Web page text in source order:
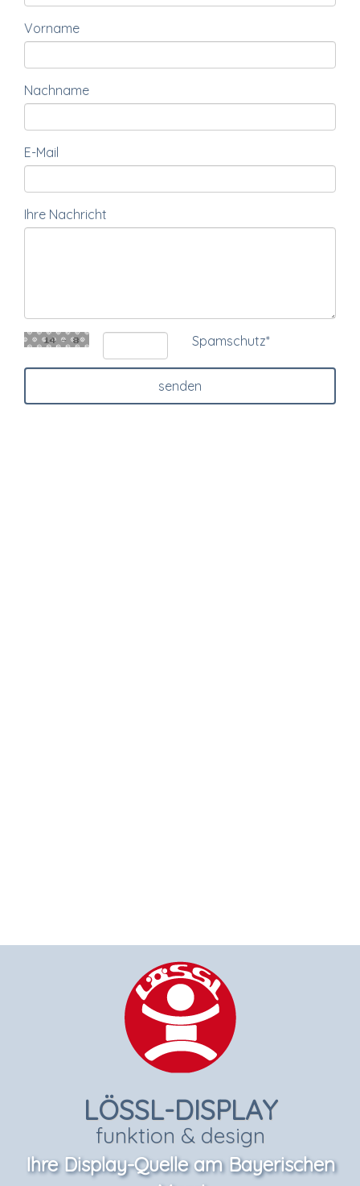
Vorname
Nachname
E-Mail
Ihre Nachricht
Spamschutz*
LÖSSL-DISPLAY
funktion & design
Ihre Display-Quelle am Bayerischen